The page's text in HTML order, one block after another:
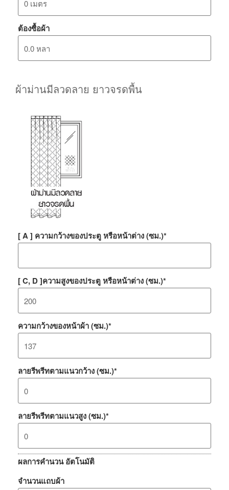
ต้องซื้อผ้า
ผ้าม่านมีลวดลาย ยาวจรดพื้น
[ A ] ความกว้างของประตู หรือหน้าต่าง (ซม.)*
[ C, D ]ความสูงของประตู หรือหน้าต่าง (ซม.)*
ความกว้างของหน้าผ้า (ซม.)*
ลายรีพรีทตามแนวกว้าง (ซม.)*
ลายรีพรีทตามแนวสูง (ซม.)*
ผลการคำนวน อัตโนมัติ
จำนวนแถบผ้า